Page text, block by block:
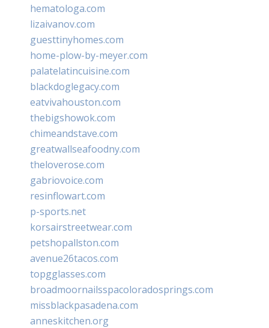
hematologa.com
lizaivanov.com
guesttinyhomes.com
home-plow-by-meyer.com
palatelatincuisine.com
blackdoglegacy.com
eatvivahouston.com
thebigshowok.com
chimeandstave.com
greatwallseafoodny.com
theloverose.com
gabriovoice.com
resinflowart.com
p-sports.net
korsairstreetwear.com
petshopallston.com
avenue26tacos.com
topgglasses.com
broadmoornailsspacoloradosprings.com
missblackpasadena.com
anneskitchen.org